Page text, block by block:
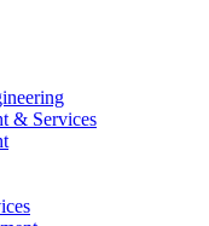
& Services